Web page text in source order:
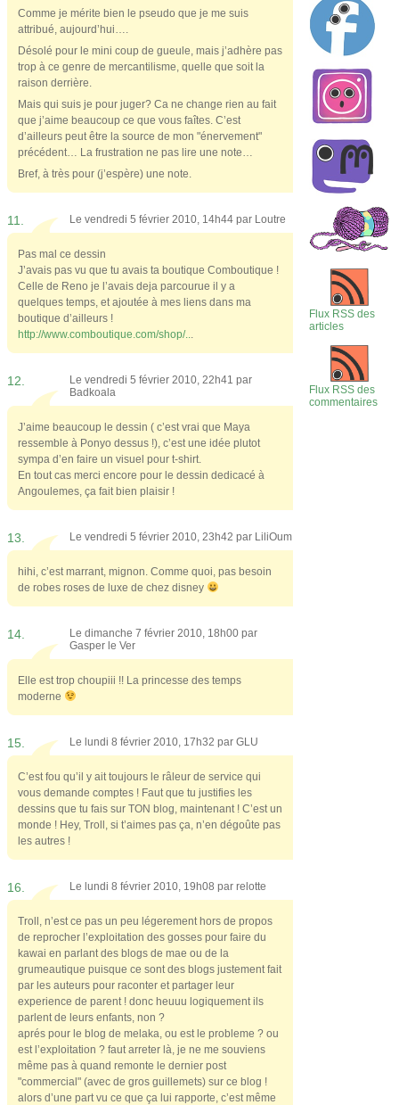
Comme je mérite bien le pseudo que je me suis
attribué, aujourd’hui….
Désolé pour le mini coup de gueule, mais j’adhère pas
trop à ce genre de mercantilisme, quelle que soit la
raison derrière.
Mais qui suis je pour juger? Ca ne change rien au fait
que j’aime beaucoup ce que vous faîtes. C’est
d’ailleurs peut être la source de mon "énervement"
précédent… La frustration ne pas lire une note…
Bref, à très pour (j’espère) une note.
11. Le vendredi 5 février 2010, 14h44 par Loutre
Pas mal ce dessin
J’avais pas vu que tu avais ta boutique Comboutique !
Celle de Reno je l’avais deja parcourue il y a
quelques temps, et ajoutée à mes liens dans ma
boutique d’ailleurs !
http://www.comboutique.com/shop/..
12.
Le vendredi 5 février 2010, 22h41 par
Badkoala
J’aime beaucoup le dessin ( c’est vrai que Maya
ressemble à Ponyo dessus !), c’est une idée plutot
sympa d’en faire un visuel pour t-shirt.
En tout cas merci encore pour le dessin dedicacé à
Angoulemes, ça fait bien plaisir !
13. Le vendredi 5 février 2010, 23h42 par LiliOum
hihi, c’est marrant, mignon. Comme quoi, pas besoin
de robes roses de luxe de chez disney
14.
Le dimanche 7 février 2010, 18h00 par
Gasper le Ver
Elle est trop choupiii !! La princesse des temps
moderne
15. Le lundi 8 février 2010, 17h32 par GLU
C’est fou qu’il y ait toujours le râleur de service qui
vous demande comptes ! Faut que tu justifies les
dessins que tu fais sur TON blog, maintenant ! C’est un
monde ! Hey, Troll, si t’aimes pas ça, n’en dégoûte pas
les autres !
16. Le lundi 8 février 2010, 19h08 par relotte
Troll, n’est ce pas un peu légerement hors de propos
de reprocher l’exploitation des gosses pour faire du
kawai en parlant des blogs de mae ou de la
grumeautique puisque ce sont des blogs justement fait
par les auteurs pour raconter et partager leur
experience de parent ! donc heuuu logiquement ils
parlent de leurs enfants, non ?
aprés pour le blog de melaka, ou est le probleme ? ou
est l’exploitation ? faut arreter là, je ne me souviens
même pas à quand remonte le dernier post
"commercial" (avec de gros guillemets) sur ce blog !
alors d’une part vu ce que ça lui rapporte, c’est même
Flux RSS des
articles
Flux RSS des
commentaires